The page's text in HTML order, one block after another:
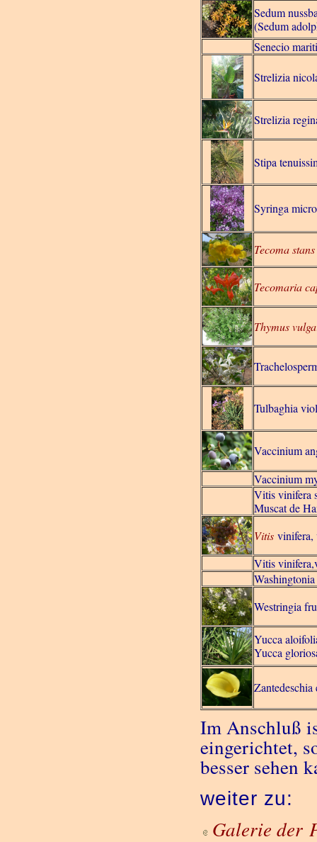
Sedum
(Sedum
Senecio
Strelizia
Strelizia
Stipa
Syringa
Tecoma stans
Tecomaria
Thymus
Tulbaghia
Vaccinium
Vaccinium
Vitis vinifera
Muscat de
Vitis vinifera,
Vitis
Westringia
Yucca
Yucca
Im Anschluß
eingerichtet,
besser sehen
weiter zu:
Galerie der